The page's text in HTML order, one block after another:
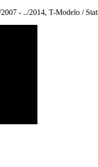
- ../2014, T-Modelo /